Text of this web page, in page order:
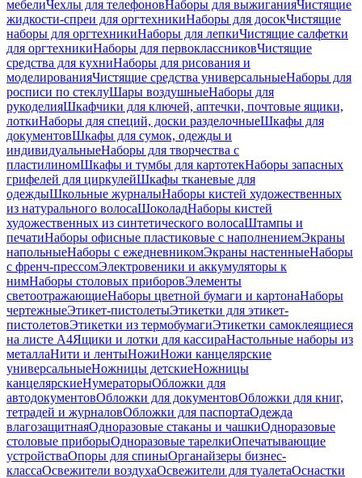
мебелиЧехлы для телефоновНаборы для выжиганияЧистящие
жидкости-спреи для оргтехникиНаборы для досокЧистящие
наборы для оргтехникиНаборы для лепкиЧистящие салфетки
для оргтехникиНаборы для первоклассниковЧистящие
средства для кухниНаборы для рисования и
моделированияЧистящие средства универсальныеНаборы для
росписи по стеклуШары воздушныеНаборы для
рукоделияШкафчики для ключей, аптечки, почтовые ящики,
лоткиНаборы для специй, доски разделочныеШкафы для
документовШкафы для сумок, одежды и
индивидуальныеНаборы для творчества с
пластилиномШкафы и тумбы для картотекНаборы запасных
грифелей для циркулейШкафы тканевые для
одеждыШкольные журналыНаборы кистей художественных
из натурального волосаШоколадНаборы кистей
художественных из синтетического волосаШтампы и
печатиНаборы офисные пластиковые с наполнениемЭкраны
напольныеНаборы с ежедневникомЭкраны настенныеНаборы
с френч-прессомЭлектровеники и аккумуляторы к
нимНаборы столовых приборовЭлементы
светоотражающиеНаборы цветной бумаги и картонаНаборы
чертежныеЭтикет-пистолетыЭтикетки для этикет-
пистолетовЭтикетки из термобумагиЭтикетки самоклеящиеся
на листе А4Ящики и лотки для кассираНастольные наборы из
металлаНити и лентыНожиНожи канцелярские
универсальныеНожницы детскиеНожницы
канцелярскиеНумераторыОбложки для
автодокументовОбложки для документовОбложки для книг,
тетрадей и журналовОбложки для паспортаОдежда
влагозащитнаяОдноразовые стаканы и чашкиОдноразовые
столовые приборыОдноразовые тарелкиОпечатывающие
устройстваОпоры для спиныОрганайзеры бизнес-
классаОсвежители воздухаОсвежители для туалетаОснастки